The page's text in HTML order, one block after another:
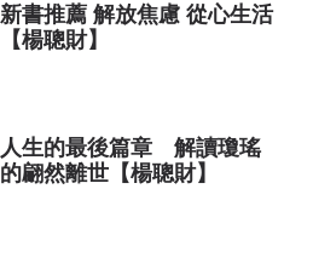
新書推薦 解放焦慮 從心生活
【楊聰財】
人生的最後篇章 解讀瓊瑤
的翩然離世【楊聰財】